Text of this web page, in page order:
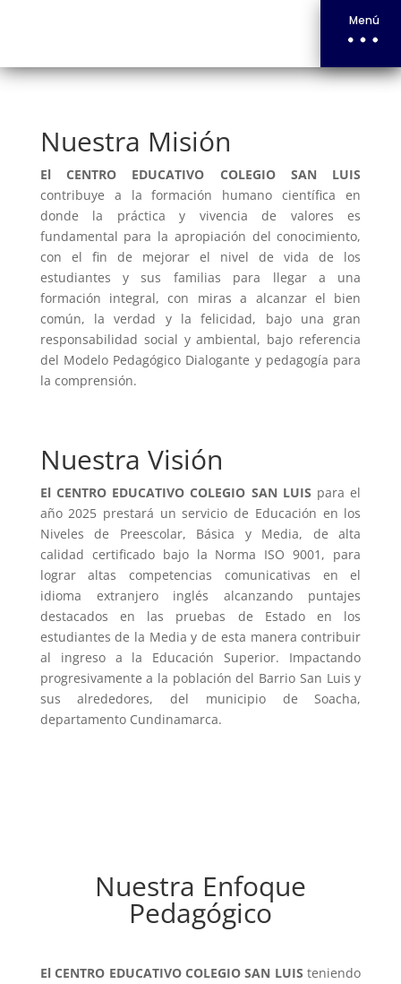
Menú
Nuestra Misión
El CENTRO EDUCATIVO COLEGIO SAN LUIS
contribuye a la formación humano científica en
donde la práctica y vivencia de valores es
fundamental para la apropiación del conocimiento,
con el fin de mejorar el nivel de vida de los
estudiantes y sus familias para llegar a una
formación integral, con miras a alcanzar el bien
común, la verdad y la felicidad, bajo una gran
responsabilidad social y ambiental, bajo referencia
del Modelo Pedagógico Dialogante y pedagogía para
la comprensión.
Nuestra Visión
El CENTRO EDUCATIVO COLEGIO SAN LUIS para el
año 2025 prestará un servicio de Educación en los
Niveles de Preescolar, Básica y Media, de alta
calidad certificado bajo la Norma ISO 9001, para
lograr altas competencias comunicativas en el
idioma extranjero inglés alcanzando puntajes
destacados en las pruebas de Estado en los
estudiantes de la Media y de esta manera contribuir
al ingreso a la Educación Superior. Impactando
progresivamente a la población del Barrio San Luis y
sus alrededores, del municipio de Soacha,
departamento Cundinamarca.
Nuestra Enfoque
Pedagógico
El CENTRO EDUCATIVO COLEGIO SAN LUIS teniendo